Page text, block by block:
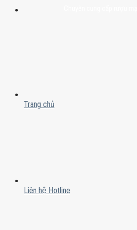
Trang chủ
Liên hệ Hotline